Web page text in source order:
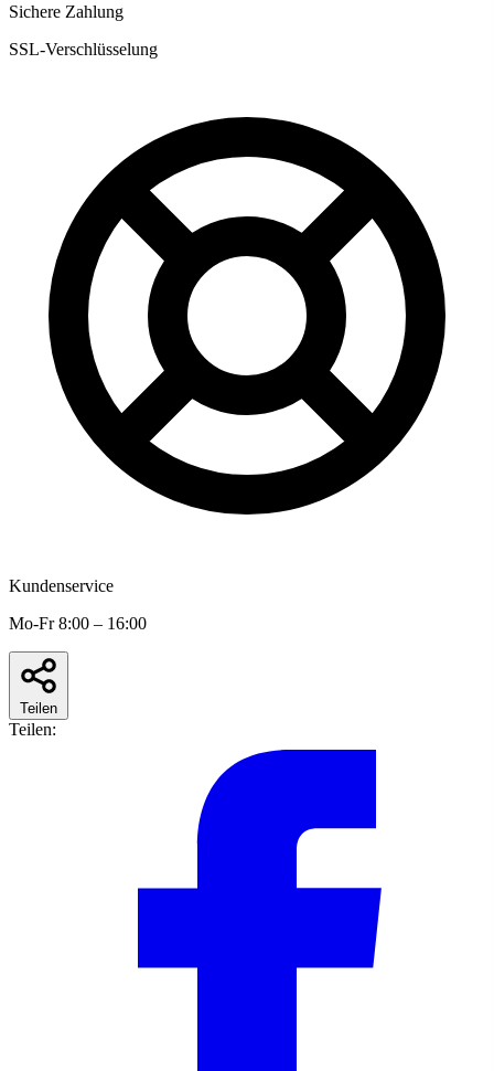
Sichere Zahlung
SSL-Verschlüsselung
Kundenservice
Mo-Fr 8:00 – 16:00
Teilen
Teilen: